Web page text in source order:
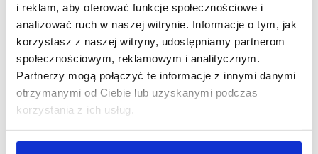
i reklam, aby oferować funkcje społecznościowe i
analizować ruch w naszej witrynie. Informacje o tym, jak
korzystasz z naszej witryny, udostępniamy partnerom
społecznościowym, reklamowym i analitycznym.
Partnerzy mogą połączyć te informacje z innymi danymi
otrzymanymi od Ciebie lub uzyskanymi podczas
korzystania z ich usług.